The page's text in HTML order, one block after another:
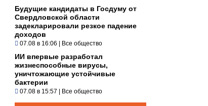
Будущие кандидаты в Госдуму от
Свердловской области
задекларировали резкое падение
доходов
07.08 в 16:06 | Все общество
ИИ впервые разработал
жизнеспособные вирусы,
уничтожающие устойчивые
бактерии
07.08 в 15:57 | Все общество